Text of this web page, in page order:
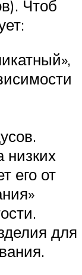
Чтоб
низких
его от
для